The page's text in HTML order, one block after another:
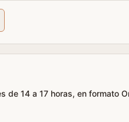
14 a 17 horas, en formato